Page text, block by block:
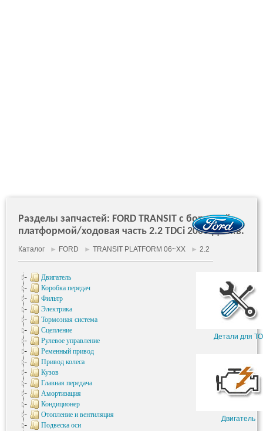
Разделы запчастей: FORD TRANSIT c бортовой
платформой/ходовая часть 2.2 TDCi 2006-До н.в.
Каталог ► FORD ► TRANSIT PLATFORM 06~XX ► 2.2
Двигатель
Коробка передач
Фильтр
Электрика
Тормозная система
Сцепление
Рулевое управление
Ременный привод
Привод колеса
Кузов
Главная передача
Амортизация
Кондиционер
Отопление и вентиляция
Подвеска оси
Детали для ТО
Двигатель